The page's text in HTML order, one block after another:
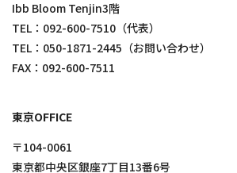
Ibb Bloom Tenjin3階
TEL： 092-600-7510 （代表）
TEL： 050-1871-2445 （お問い合わせ）
FAX：092-600-7511
東京OFFICE
〒104-0061
東京都中央区銀座7丁目13番6号